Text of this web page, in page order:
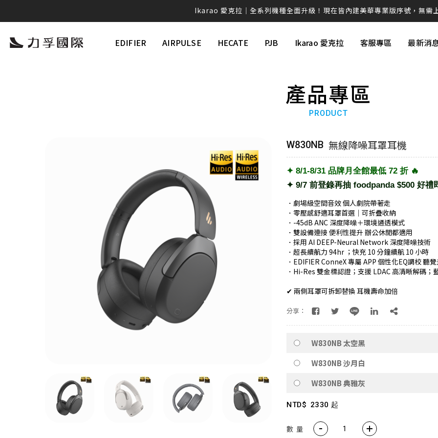
愛克拉系列僅在官方平台平台上販售，提醒消費者勿在詐騙網頁上面購
EDIFIER QD35全新上市 打造全新桌面美學❤️
Neobuds Pro 3 旗艦藍牙抗噪耳機ｘ空間音訊ｘANC 主動降噪 -50dB 個人劇
視聽效果新進化 G1500 BAR 迷你聲霸 7.1 環繞音效 身歷其境
蝦皮【EDIFIER 官方旗艦店】 週週好禮現在領🎁！
將感動的想法化成獨特的產品 搭載卓越的科技，帶您體驗不凡的聲音之
讓好聲音走入生活 ── R33BT 經典木質喇叭｜精準分頻打造層次聲效
Neodots 頂規降噪耳機・入耳即靜・懂音質的都選這副 🚀
Ikarao 愛克拉｜全系列機種全面升級！現在皆內建美華專業版序號，無需
愛克拉系列僅在官方平台平台上販售，提醒消費者勿在詐騙網頁上面購
續航高達 94H！W830NB 無線降噪耳罩耳機 零壓感舒適首選
EDIFIER QD35全新上市 打造全新桌面美學❤️
Neobuds Pro 3 旗艦藍牙抗噪耳機ｘ空間音訊ｘANC 主動降噪 -50dB 個人劇
W260NC｜皮革質感Ｘ-45dB 主動降噪Ｘ支援快充
視聽效果新進化 G1500 BAR 迷你聲霸 7.1 環繞音效 身歷其境
EDIFIER AIRPULSE HECATE PJB Ikarao 愛克拉 客服專區 最新消
產品專區
PRODUCT
W830NB 無線降噪耳罩耳機
✦ 8/1-8/31 品牌月全館最低 72 折 🔥
✦ 9/7 前登錄再抽 foodpanda $500 好禮
．劇場級空間音效 個人劇院帶著走
．零壓感舒適耳罩首選｜可折疊收納
．-45dB ANC 深度降噪＋環境通透模式
．雙設備連接 便利性提升 辦公休閒都適用
．採用 AI DEEP-Neural Network 深度降噪技術
．超長續航力 94hr ；快充 10 分鐘續航 10 小時
．EDIFIER ConneX 專屬 APP 個性化EQ調校 聽
．Hi-Res 雙金標認證；支援 LDAC 高清晰解碼；
✔︎ 兩側耳罩可拆卸替換 耳機壽命加倍
分享：
W830NB 太空黑
W830NB 沙月白
W830NB 典雅灰
NTD$ 2330 起
數 量